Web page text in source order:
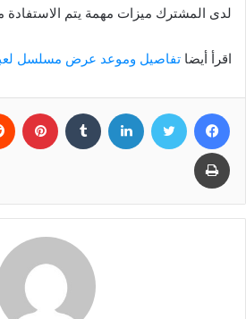
لدى المشترك ميزات مهمة يتم الاستفادة
اقرأ أيضا تفاصيل وموعد عرض مسلسل لعبة
فيسبوك تويتر لينكدإن
طباعة